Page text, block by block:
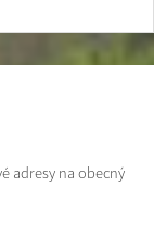
adresy na obecný